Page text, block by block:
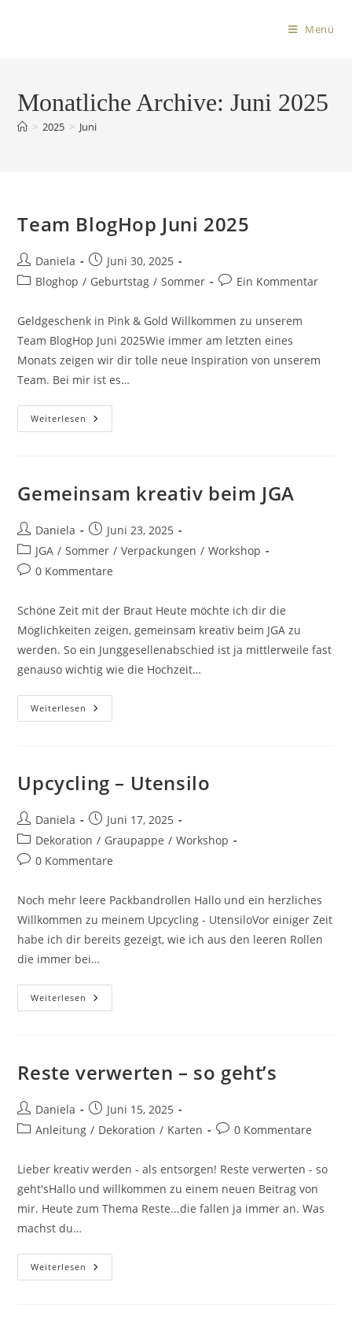
Menü
Monatliche Archive: Juni 2025
> 2025 > Juni
Team BlogHop Juni 2025
Daniela
Juni 30, 2025
Bloghop / Geburtstag / Sommer Ein Kommentar
Geldgeschenk in Pink & Gold Willkommen zu unserem
Team BlogHop Juni 2025Wie immer am letzten eines
Monats zeigen wir dir tolle neue Inspiration von unserem
Team. Bei mir ist es…
Weiterlesen
Gemeinsam kreativ beim JGA
Daniela
Juni 23, 2025
JGA / Sommer / Verpackungen / Workshop
0 Kommentare
Schöne Zeit mit der Braut Heute möchte ich dir die
Möglichkeiten zeigen, gemeinsam kreativ beim JGA zu
werden. So ein Junggesellenabschied ist ja mittlerweile fast
genauso wichtig wie die Hochzeit…
Weiterlesen
Upcycling – Utensilo
Daniela
Juni 17, 2025
Dekoration / Graupappe / Workshop
0 Kommentare
Noch mehr leere Packbandrollen Hallo und ein herzliches
Willkommen zu meinem Upcycling - UtensiloVor einiger Zeit
habe ich dir bereits gezeigt, wie ich aus den leeren Rollen
die immer bei…
Weiterlesen
Reste verwerten – so geht’s
Daniela
Juni 15, 2025
Anleitung / Dekoration / Karten 0 Kommentare
Lieber kreativ werden - als entsorgen! Reste verwerten - so
geht'sHallo und willkommen zu einem neuen Beitrag von
mir. Heute zum Thema Reste...die fallen ja immer an. Was
machst du…
Weiterlesen